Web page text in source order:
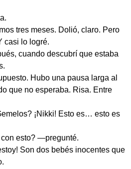
tres meses. Dolió, claro. Pero
casi lo logré.
cuando descubrí que estaba
Hubo una pausa larga al
que no esperaba. Risa. Entre
¡Nikki! Esto es… esto es
esto? —pregunté.
Son dos bebés inocentes que